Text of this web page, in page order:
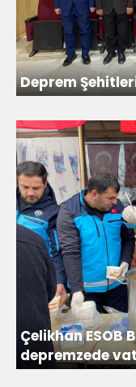
Deprem
Çelikhan ESOB
depremzede